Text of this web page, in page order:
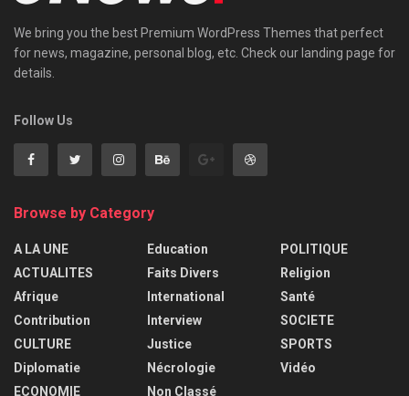
We bring you the best Premium WordPress Themes that perfect
for news, magazine, personal blog, etc. Check our landing page for
details.
Follow Us
Browse by Category
A LA UNE
ACTUALITES
Afrique
Contribution
CULTURE
Diplomatie
ECONOMIE
Education
Faits Divers
International
Interview
Justice
Nécrologie
Non Classé
POLITIQUE
Religion
Santé
SOCIETE
SPORTS
Vidéo